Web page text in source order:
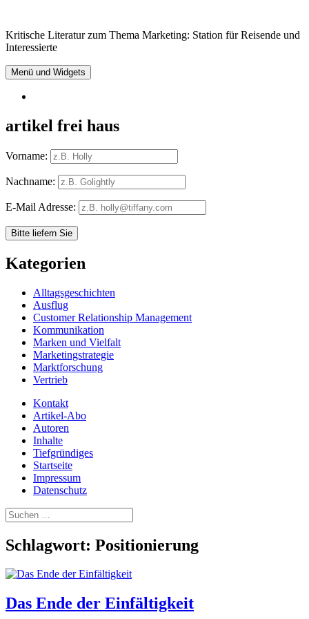
Inhalt
Kritische Literatur zum Thema Marketing: Station für Reisende und
Interessierte
Menü und Widgets
artikel frei haus
Vorname:
Nachname:
E-Mail Adresse:
Kategorien
Alltagsgeschichten
Ausflug
Customer Relationship Management
Kommunikation
Marken und Vielfalt
Marketingstrategie
Marktforschung
Vertrieb
Kontakt
Artikel-Abo
Autoren
Inhalte
Tiefgründiges
Startseite
Impressum
Datenschutz
Suchen
nach:
Schlagwort: Positionierung
Das Ende der Einfältigkeit